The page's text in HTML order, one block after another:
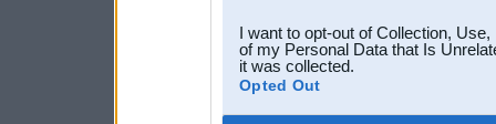
I want to opt-out of Collection,
of my Personal Data that Is
it was collected.
Opted Out